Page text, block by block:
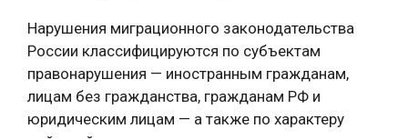
Нарушения миграционного законодательства
России классифицируются по субъектам
правонарушения — иностранным гражданам,
лицам без гражданства, гражданам РФ и
юридическим лицам — а также по характеру